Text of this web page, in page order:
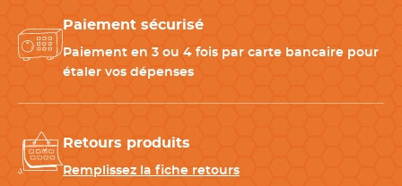
Fabrication Italie
Télécharger la fiche produit
Paiement sécurisé
Paiement en 3 ou 4 fois par carte bancaire pour
étaler vos dépenses
Retours produits
Remplissez la fiche retours